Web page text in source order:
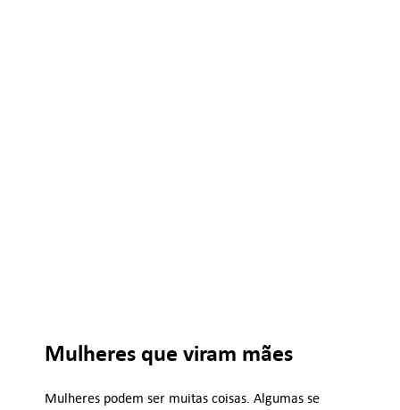
Mulheres que viram mães
Mulheres podem ser muitas coisas. Algumas se